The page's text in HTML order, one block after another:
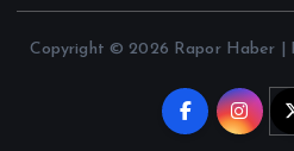
Copyright © 2026 Rapor Haber |